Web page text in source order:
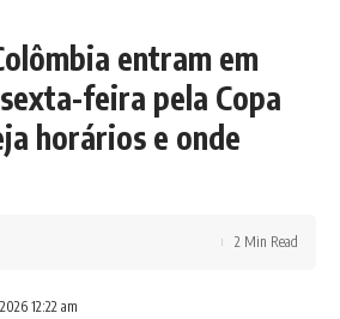
entram em
feira pela Copa
horários e onde
12:22 am
2 Min Read